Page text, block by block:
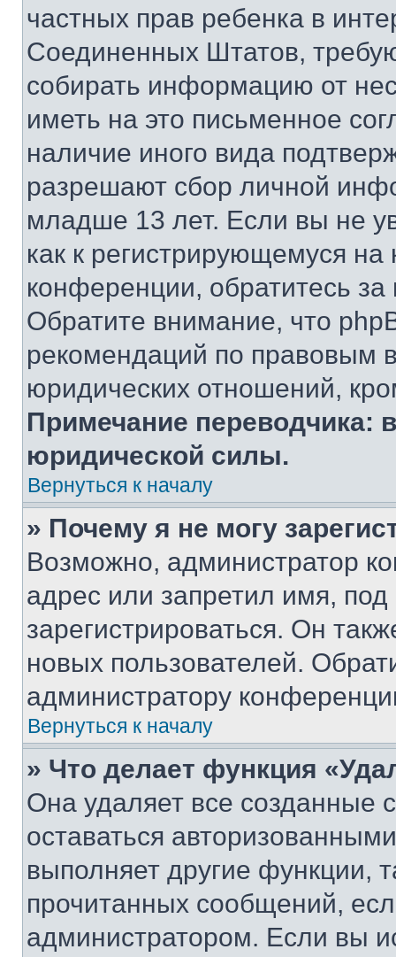
частных прав ребенка в
Соединенных Штатов,
собирать информацию от
иметь на это письменное
наличие иного вида
разрешают сбор личной
младше 13 лет. Если вы не
как к регистрирующемуся
конференции, обратитесь
Обратите внимание, что
рекомендаций по правовым
юридических отношений,
Примечание переводчика:
юридической силы.
Вернуться к началу
» Почему я не могу
Возможно, администратор
адрес или запретил имя,
зарегистрироваться. Он
новых пользователей.
администратору
Вернуться к началу
» Что делает функция
Она удаляет все созданные
оставаться
выполняет другие функции,
прочитанных сообщений,
администратором. Если вы